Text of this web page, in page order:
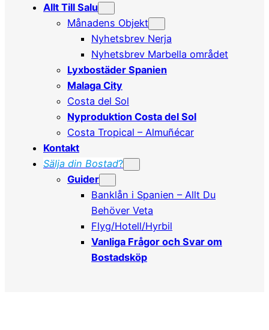
Allt Till Salu
Månadens Objekt
Nyhetsbrev Nerja
Nyhetsbrev Marbella området
Lyxbostäder Spanien
Malaga City
Costa del Sol
Nyproduktion Costa del Sol
Costa Tropical – Almuñécar
Kontakt
Sälja din Bostad?
Guider
Banklån i Spanien – Allt Du
Behöver Veta
Flyg/Hotell/Hyrbil
Vanliga Frågor och Svar om
Bostadsköp